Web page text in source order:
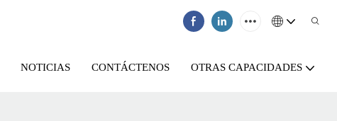
NOTICIAS CONTÁCTENOS OTRAS CAPACIDADES